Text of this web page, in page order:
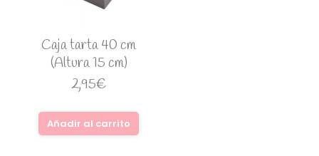
Caja tarta 40 cm
(Altura 15 cm)
2,95€
Añadir al carrito